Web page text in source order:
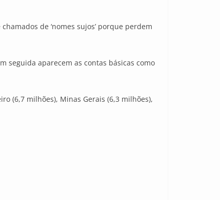
de ‘nomes sujos’ porque perdem
seguida aparecem as contas básicas como
(6,7 milhões), Minas Gerais (6,3 milhões),